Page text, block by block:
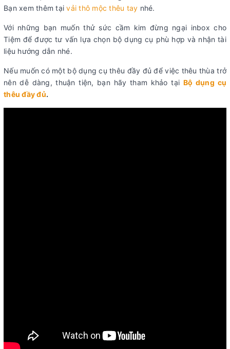
Bạn xem thêm tạivải thô mộc thêu tay nhé.
Với những bạn muốn thử sức cầm kim đừng ngại inbox cho
Tiệm để được tư vấn lựa chọn bộ dụng cụ phù hợp và nhận tài
liệu hướng dẫn nhé.
Nếu muốn có một bộ dụng cụ thêu đầy đủ để việc thêu thùa trở
nên dễ dàng, thuận tiện, bạn hãy tham khảo tại Bộ dụng cụ
thêu đầy đủ.